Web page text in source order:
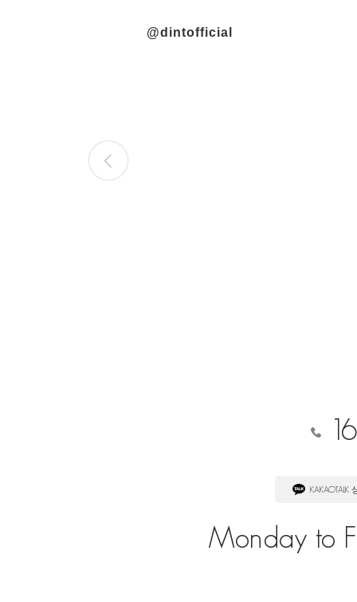
KAKAOTALK
Monday to